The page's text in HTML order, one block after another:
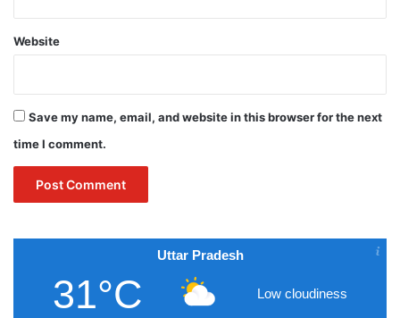
Website
Save my name, email, and website in this browser for the next
time I comment.
Uttar Pradesh
31°C Low cloudiness